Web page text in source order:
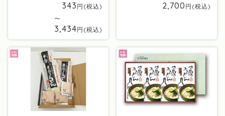
343
〜
3,434
2,700